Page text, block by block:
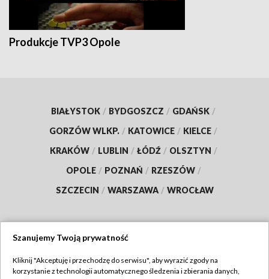
Produkcje TVP3 Opole
BIAŁYSTOK / BYDGOSZCZ / GDAŃSK /
GORZÓW WLKP. / KATOWICE / KIELCE /
KRAKÓW / LUBLIN / ŁÓDŹ / OLSZTYN /
OPOLE / POZNAŃ / RZESZÓW /
SZCZECIN / WARSZAWA / WROCŁAW
TVP
Szanujemy Twoją prywatność
Kliknij "Akceptuję i przechodzę do serwisu", aby wyrazić zgody na
korzystanie z technologii automatycznego śledzenia i zbierania danych,